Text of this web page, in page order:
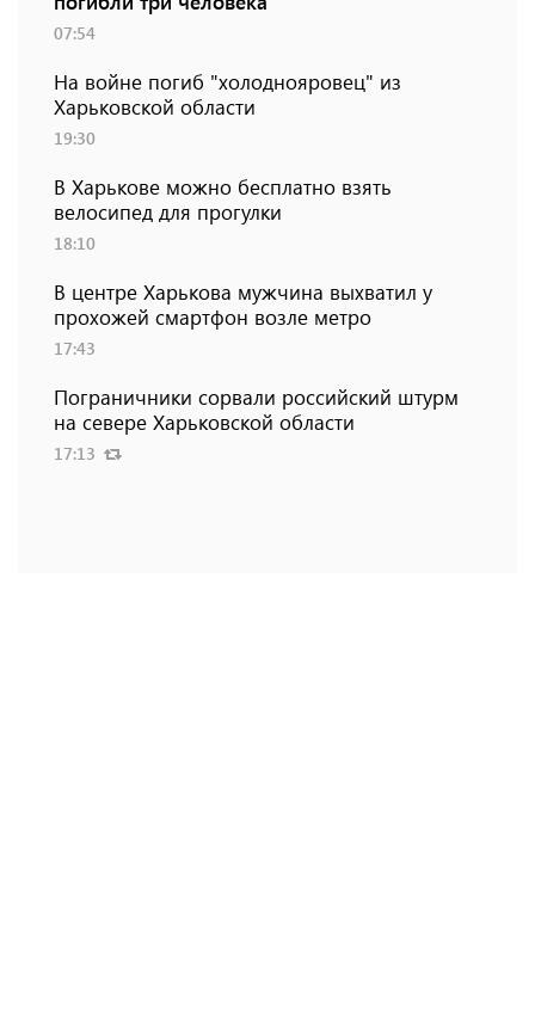
07:54
На войне погиб "холоднояровец" из
Харьковской области
19:30
В Харькове можно бесплатно взять
велосипед для прогулки
18:10
В центре Харькова мужчина выхватил у
прохожей смартфон возле метро
17:43
Пограничники сорвали российский штурм
на севере Харьковской области
17:13